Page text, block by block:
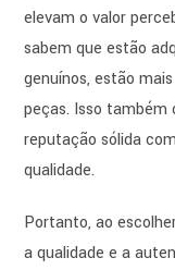
elevam o valor
sabem que estão
genuínos, estão
peças. Isso
reputação sólida
qualidade.
Portanto, ao
a qualidade e a